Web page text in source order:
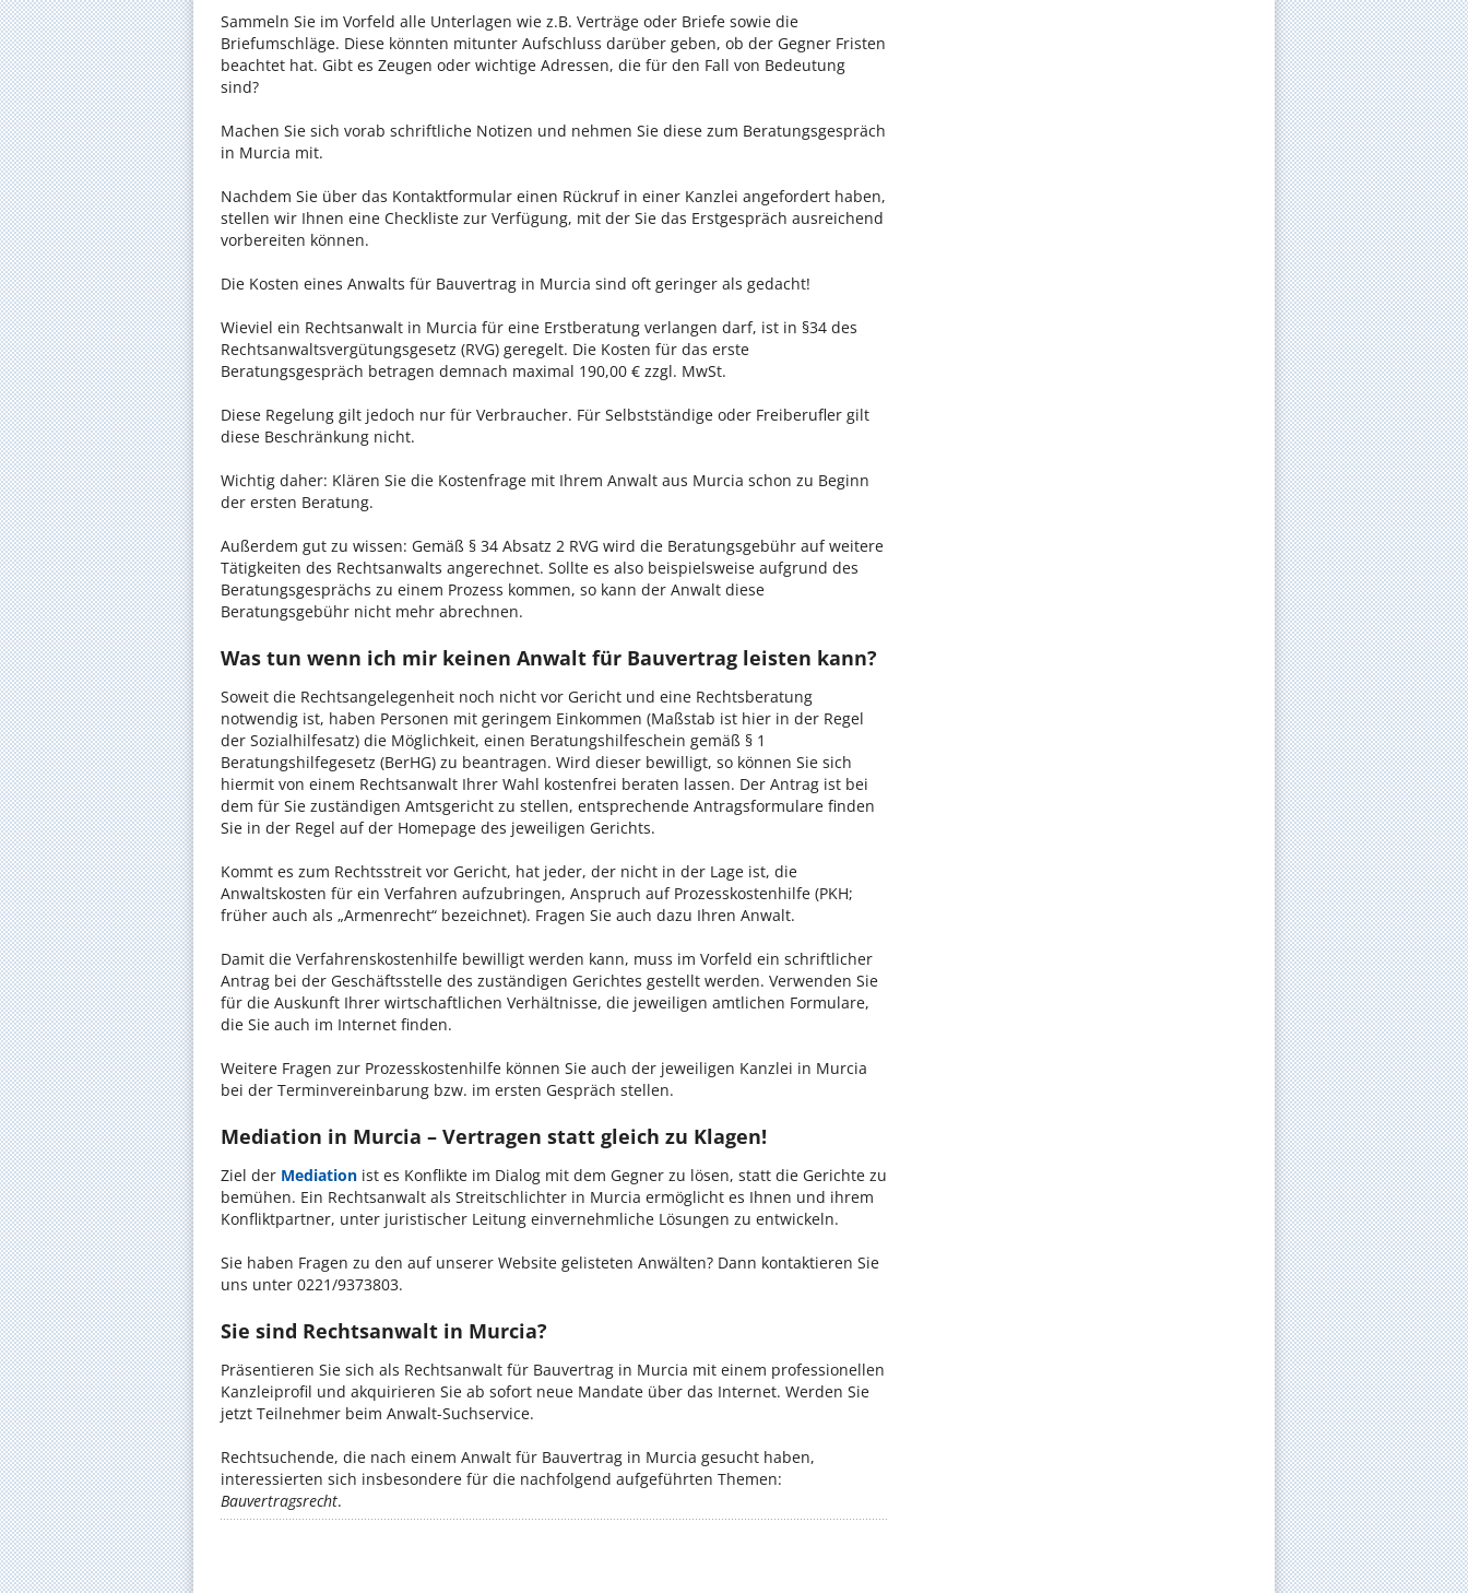
Sammeln Sie im Vorfeld alle Unterlagen wie z.B. Verträge oder Briefe sowie die
Briefumschläge. Diese könnten mitunter Aufschluss darüber geben, ob der Gegner Fristen
beachtet hat. Gibt es Zeugen oder wichtige Adressen, die für den Fall von Bedeutung
sind?
Machen Sie sich vorab schriftliche Notizen und nehmen Sie diese zum Beratungsgespräch
in Murcia mit.
Nachdem Sie über das Kontaktformular einen Rückruf in einer Kanzlei angefordert haben,
stellen wir Ihnen eine Checkliste zur Verfügung, mit der Sie das Erstgespräch ausreichend
vorbereiten können.
Die Kosten eines Anwalts für Bauvertrag in Murcia sind oft geringer als gedacht!
Wieviel ein Rechtsanwalt in Murcia für eine Erstberatung verlangen darf, ist in §34 des
Rechtsanwaltsvergütungsgesetz (RVG) geregelt. Die Kosten für das erste
Beratungsgespräch betragen demnach maximal 190,00 € zzgl. MwSt.
Diese Regelung gilt jedoch nur für Verbraucher. Für Selbstständige oder Freiberufler gilt
diese Beschränkung nicht.
Wichtig daher: Klären Sie die Kostenfrage mit Ihrem Anwalt aus Murcia schon zu Beginn
der ersten Beratung.
Außerdem gut zu wissen: Gemäß § 34 Absatz 2 RVG wird die Beratungsgebühr auf weitere
Tätigkeiten des Rechtsanwalts angerechnet. Sollte es also beispielsweise aufgrund des
Beratungsgesprächs zu einem Prozess kommen, so kann der Anwalt diese
Beratungsgebühr nicht mehr abrechnen.
Was tun wenn ich mir keinen Anwalt für Bauvertrag leisten kann?
Soweit die Rechtsangelegenheit noch nicht vor Gericht und eine Rechtsberatung
notwendig ist, haben Personen mit geringem Einkommen (Maßstab ist hier in der Regel
der Sozialhilfesatz) die Möglichkeit, einen Beratungshilfeschein gemäß § 1
Beratungshilfegesetz (BerHG) zu beantragen. Wird dieser bewilligt, so können Sie sich
hiermit von einem Rechtsanwalt Ihrer Wahl kostenfrei beraten lassen. Der Antrag ist bei
dem für Sie zuständigen Amtsgericht zu stellen, entsprechende Antragsformulare finden
Sie in der Regel auf der Homepage des jeweiligen Gerichts.
Kommt es zum Rechtsstreit vor Gericht, hat jeder, der nicht in der Lage ist, die
Anwaltskosten für ein Verfahren aufzubringen, Anspruch auf Prozesskostenhilfe (PKH;
früher auch als „Armenrecht“ bezeichnet). Fragen Sie auch dazu Ihren Anwalt.
Damit die Verfahrenskostenhilfe bewilligt werden kann, muss im Vorfeld ein schriftlicher
Antrag bei der Geschäftsstelle des zuständigen Gerichtes gestellt werden. Verwenden Sie
für die Auskunft Ihrer wirtschaftlichen Verhältnisse, die jeweiligen amtlichen Formulare,
die Sie auch im Internet finden.
Weitere Fragen zur Prozesskostenhilfe können Sie auch der jeweiligen Kanzlei in Murcia
bei der Terminvereinbarung bzw. im ersten Gespräch stellen.
Mediation in Murcia – Vertragen statt gleich zu Klagen!
Ziel der Mediation ist es Konflikte im Dialog mit dem Gegner zu lösen, statt die Gerichte zu
bemühen. Ein Rechtsanwalt als Streitschlichter in Murcia ermöglicht es Ihnen und ihrem
Konfliktpartner, unter juristischer Leitung einvernehmliche Lösungen zu entwickeln.
Sie haben Fragen zu den auf unserer Website gelisteten Anwälten? Dann kontaktieren Sie
uns unter 0221/9373803.
Sie sind Rechtsanwalt in Murcia?
Präsentieren Sie sich als Rechtsanwalt für Bauvertrag in Murcia mit einem professionellen
Kanzleiprofil und akquirieren Sie ab sofort neue Mandate über das Internet. Werden Sie
jetzt Teilnehmer beim Anwalt-Suchservice.
Rechtsuchende, die nach einem Anwalt für Bauvertrag in Murcia gesucht haben,
interessierten sich insbesondere für die nachfolgend aufgeführten Themen:
Bauvertragsrecht.